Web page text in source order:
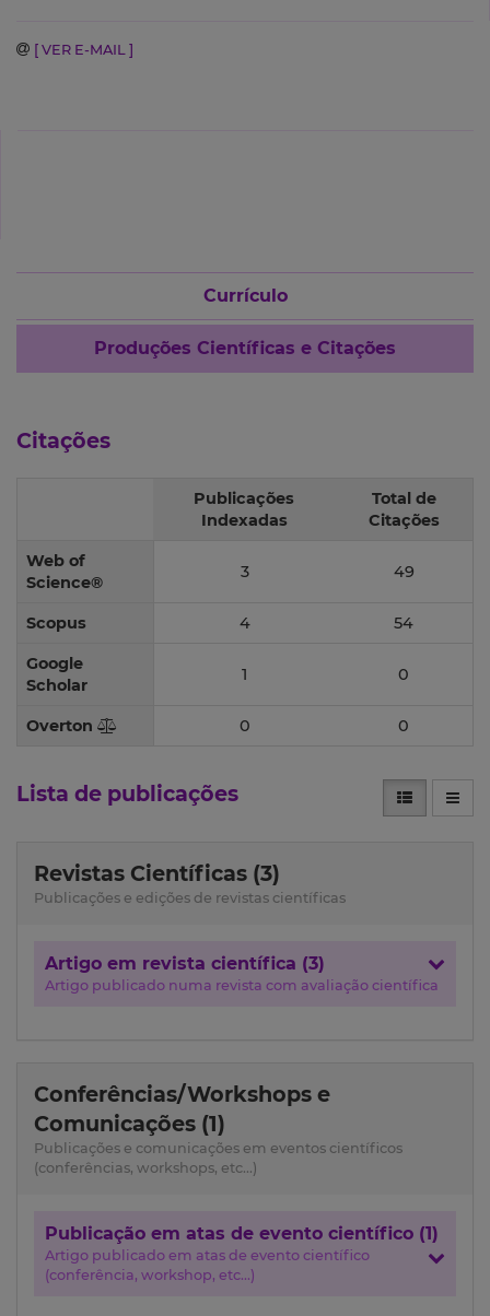
[ VER E-MAIL ]
Currículo
Produções Científicas e Citações
Citações
Publicações
Indexadas
Total de
Citações
Web of
Science®
3 49
Scopus 4 54
Google
Scholar
1 0
Overton 0 0
Lista de publicações
Revistas Científicas (3)
Publicações e edições de revistas científicas
Artigo em revista científica (3)
Artigo publicado numa revista com avaliação científica
Conferências/Workshops e
Comunicações (1)
Publicações e comunicações em eventos científicos
(conferências, workshops, etc...)
Publicação em atas de evento científico (1)
Artigo publicado em atas de evento científico
(conferência, workshop, etc...)